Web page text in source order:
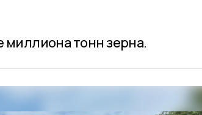
миллиона тонн зерна.